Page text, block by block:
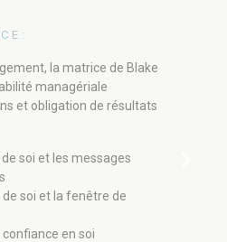
la matrice de Blake
managériale
et obligation de résultats
soi et les messages
de soi et la fenêtre de
en soi